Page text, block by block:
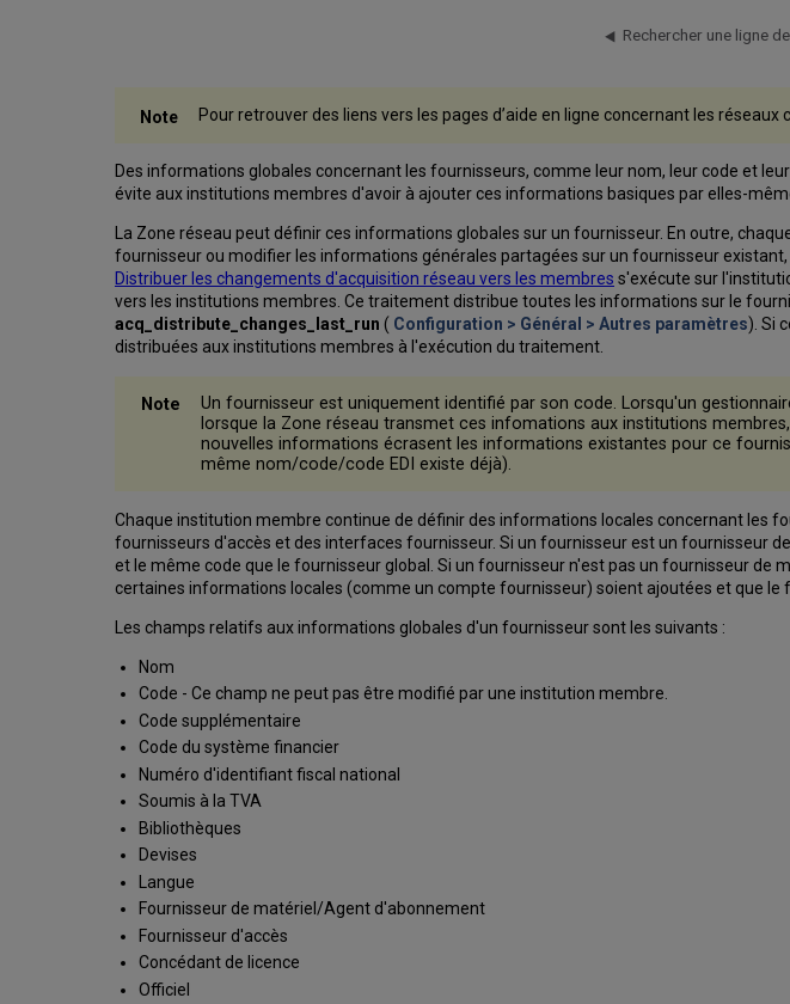
Pour retrouver des liens vers les pages d’aide en ligne concernant les
Des informations globales concernant les fournisseurs, comme leur nom, leur code et
évite aux institutions membres d'avoir à ajouter ces informations basiques par elles-
La Zone réseau peut définir ces informations globales sur un fournisseur. En outre,
fournisseur ou modifier les informations générales partagées sur un fournisseur
Distribuer les changements d'acquisition réseau vers les membres s'exécute sur
vers les institutions membres. Ce traitement distribue toutes les informations sur le
acq_distribute_changes_last_run ( Configuration > Général > Autres paramètres). Si
distribuées aux institutions membres à l'exécution du traitement.
Un fournisseur est uniquement identifié par son code. Lorsqu'un
lorsque la Zone réseau transmet ces infomations aux institutions
nouvelles informations écrasent les informations existantes pour ce
même nom/code/code EDI existe déjà).
Chaque institution membre continue de définir des informations locales concernant les
fournisseurs d'accès et des interfaces fournisseur. Si un fournisseur est un fournisseur
et le même code que le fournisseur global. Si un fournisseur n'est pas un fournisseur
certaines informations locales (comme un compte fournisseur) soient ajoutées et que le
Les champs relatifs aux informations globales d'un fournisseur sont les suivants :
Nom
Code - Ce champ ne peut pas être modifié par une institution membre.
Code supplémentaire
Code du système financier
Numéro d'identifiant fiscal national
Soumis à la TVA
Bibliothèques
Devises
Langue
Fournisseur de matériel/Agent d'abonnement
Fournisseur d'accès
Concédant de licence
Officiel